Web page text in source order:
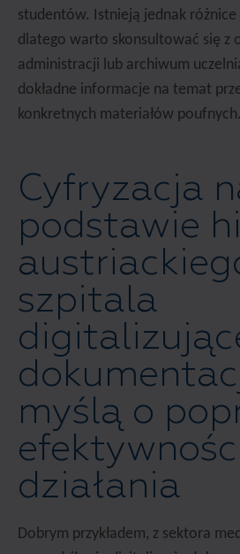
studentów. Istnieją jednak różnice
dlatego warto skonsultować się z
administracji lub archiwum
dokładne informacje na temat
konkretnych materiałów poufnych.
Cyfryzacja
podstawie
szpitala
myślą o
działania
Dobrym przykładem, z sektora